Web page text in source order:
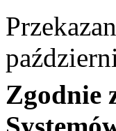
Zgodnie